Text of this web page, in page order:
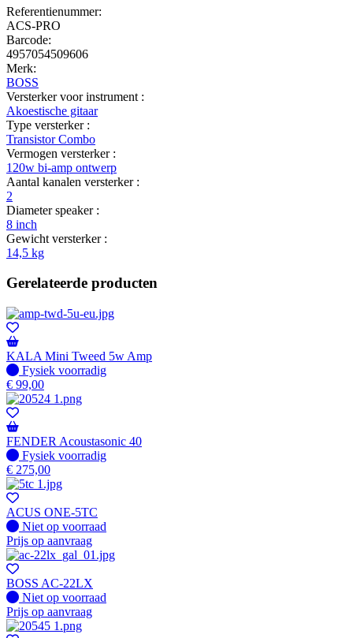
Referentienummer:
ACS-PRO
Barcode:
4957054509606
Merk:
BOSS
Versterker voor instrument :
Akoestische gitaar
Type versterker :
Transistor Combo
Vermogen versterker :
120w bi-amp ontwerp
Aantal kanalen versterker :
2
Diameter speaker :
8 inch
Gewicht versterker :
14,5 kg
Gerelateerde producten
KALA Mini Tweed 5w Amp
Fysiek voorradig
Fysiek voorradig
€ 99,00
FENDER Acoustasonic 40
Fysiek voorradig
Fysiek voorradig
€ 275,00
ACUS ONE-5TC
Fysiek voorradig
Niet op voorraad
Prijs op aanvraag
BOSS AC-22LX
Fysiek voorradig
Niet op voorraad
Prijs op aanvraag